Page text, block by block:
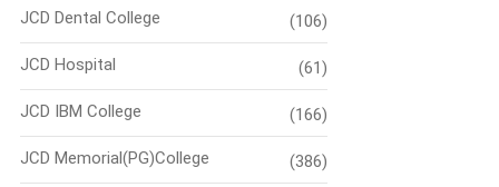
JCD Dental College (106)
JCD Hospital (61)
JCD IBM College (166)
JCD Memorial(PG)College (386)